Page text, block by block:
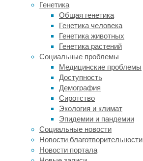
Генетика
Общая генетика
Генетика человека
Генетика животных
Генетика растений
Социальные проблемы
Медицинские проблемы
Доступность
Демография
Сиротство
Экология и климат
Эпидемии и пандемии
Социальные новости
Новости благотворительности
Новости портала
мозге.
Оказалось,
он
экспрессируется
астроцитах
мозжечка
вызывает
потерю
координации.
Подробности
открытия
опубликованы
в